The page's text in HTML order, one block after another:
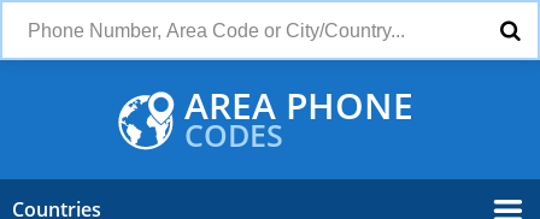
AREA PHONE
CODES
Countries